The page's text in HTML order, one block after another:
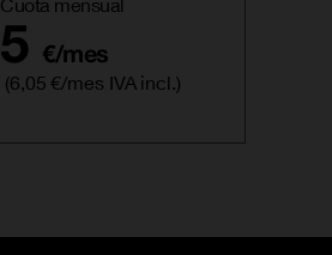
5 €/mes
(6,05 €/mes IVA incl.)